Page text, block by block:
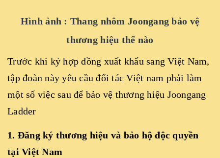
Hình ảnh : Thang nhôm Joongang bảo vệ
thương hiệu thế nào
Trước khi ký hợp đồng xuất khẩu sang Việt Nam,
tập đoàn này yêu cầu đối tác Việt nam phải làm
một số việc sau để bảo vệ thương hiệu Joongang
Ladder
1. Đăng ký thương hiệu và bảo hộ độc quyền
tại Việt Nam